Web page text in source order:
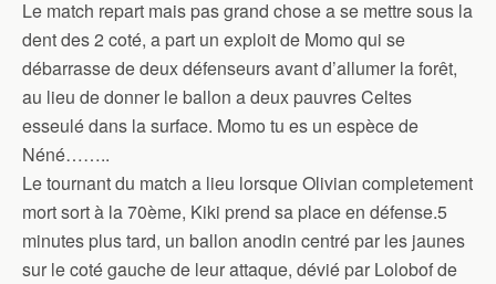
Le match repart mais pas grand chose a se mettre sous la
dent des 2 coté, a part un exploit de Momo qui se
débarrasse de deux défenseurs avant d’allumer la forêt,
au lieu de donner le ballon a deux pauvres Celtes
esseulé dans la surface. Momo tu es un espèce de
Néné……..
Le tournant du match a lieu lorsque Olivian completement
mort sort à la 70ème, Kiki prend sa place en défense.5
minutes plus tard, un ballon anodin centré par les jaunes
sur le coté gauche de leur attaque, dévié par Lolobof de